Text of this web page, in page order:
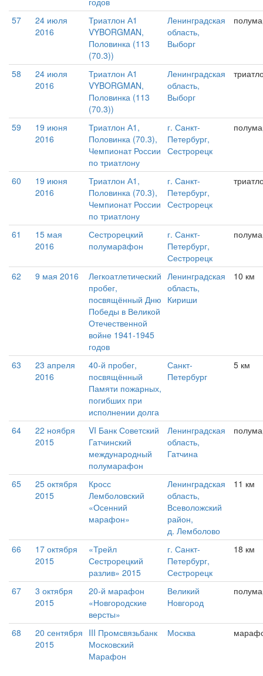
57
24 июля
2016
Триатлон А1
VYBORGMAN,
Половинка (113
(70.3))
Ленинградская
область,
Выборг
58
24 июля
2016
Триатлон А1
VYBORGMAN,
Половинка (113
(70.3))
Ленинградская
область,
Выборг
59
19 июня
2016
Триатлон А1,
Половинка (70.3),
Чемпионат России
по триатлону
г. Санкт-
Петербург,
Сестрорецк
60
19 июня
2016
Триатлон А1,
Половинка (70.3),
Чемпионат России
по триатлону
г. Санкт-
Петербург,
Сестрорецк
61
15 мая
2016
Сестрорецкий
полумарaфон
г. Санкт-
Петербург,
Сестрорецк
62 9 мая 2016
Легкоатлетический
пробег,
посвящённый Дню
Победы в Великой
Отечественной
войне 1941-1945
годов
Ленинградская
область,
Кириши
10 км
63
23 апреля
2016
40-й пробег,
посвящённый
Памяти пожарных,
погибших при
исполнении долга
Санкт-
Петербург
5 км
64
22 ноября
2015
VI Банк Советский
Гатчинский
международный
полумарафон
Ленинградская
область,
Гатчина
65
25 октября
2015
Кросс
Лемболовский
«Осенний
марафон»
Ленинградская
область,
Всеволожский
район,
д. Лемболово
11 км
66
17 октября
2015
«Трейл
Сестрорецкий
разлив» 2015
г. Санкт-
Петербург,
Сестрорецк
18 км
67
3 октября
2015
20-й марафон
«Новгородские
версты»
Великий
Новгород
68
20 сентября
2015
III Промсвязьбанк
Московский
Марафон
Москва